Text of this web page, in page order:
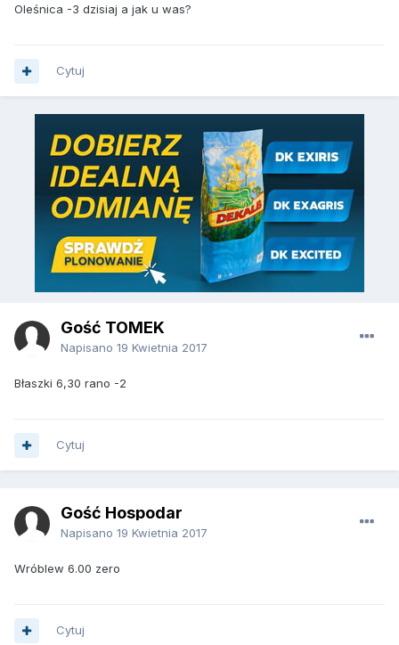
Oleśnica -3 dzisiaj a jak u was?
Cytuj
Gość TOMEK
Napisano 19 Kwietnia 2017
Błaszki 6,30 rano -2
Cytuj
Gość Hospodar
Napisano 19 Kwietnia 2017
Wróblew 6.00 zero
Cytuj